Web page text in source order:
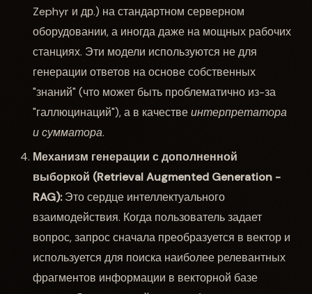
Zephyr и др.) на стандартном серверном
оборудовании, а иногда даже на мощных рабочих
станциях. Эти модели используются не для
генерации ответов на основе собственных
"знаний" (что может быть проблематично из-за
"галлюцинаций"), а в качествеинтерпретатора
и сумматора.
Механизм генерации с дополненной
выборкой (Retrieval Augmented Generation -
RAG):Это сердце интеллектуального
взаимодействия. Когда пользователь задает
вопрос, запрос сначала преобразуется в вектор и
используется для поиска наиболее релевантных
фрагментов информации в векторной базе